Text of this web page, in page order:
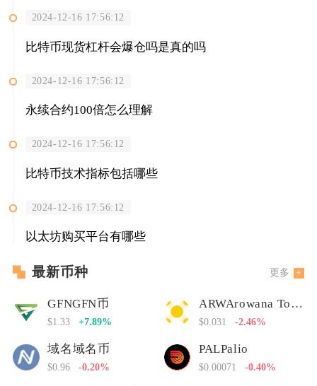
2024-12-16 17:56:12
比特币现货杠杆会爆仓吗是真的吗
2024-12-16 17:56:12
永续合约100倍怎么理解
2024-12-16 17:56:12
比特币技术指标包括哪些
2024-12-16 17:56:12
以太坊购买平台有哪些
最新币种 更多
GFNGFN币
$1.33 +7.89%
ARWArowana Token
$0.031 -2.46%
域名域名币
$0.96 -0.20%
PALPalio
$0.00071 -0.40%